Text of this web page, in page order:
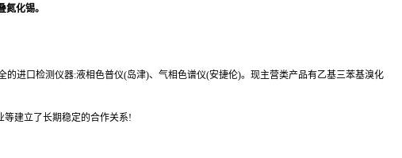
化锡。
进口检测仪器:液相色普仪(岛津)、气相色谱仪(安捷伦)。现主营类产品有乙基三苯基溴化
等建立了长期稳定的合作关系!